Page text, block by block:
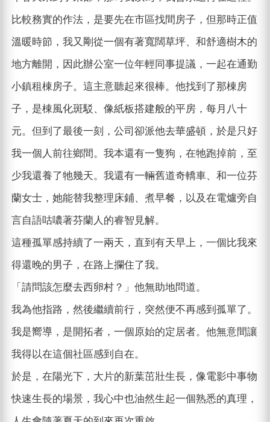
比較務實的作法，是要先在市區找間房子，但那時正值
溫暖時節，我又剛從一個有著寬闊草坪、和舒適樹木的
地方離開，因此辦公室一位年輕同事提議，一起在通勤
小鎮租棟房子。這主意聽起來很棒。他找到了那棟房
子，是棟風化斑駁、像紙板搭建般的平房，每月八十
元。但到了最後一刻，公司卻派他去華盛頓，於是只好
我一個人前往鄉間。我本還有一隻狗，在牠跑掉前，至
少我還養了牠幾天。我還有一輛舊道奇轎車、和一位芬
蘭女士，她能替我整理床鋪、煮早餐，以及在電爐旁自
言自語咕噥著芬蘭人的睿智見解。
這種孤單感持續了一兩天，直到有天早上，一個比我來
得還晚的男子，在路上攔住了我。
「請問該怎麼去西卵村？」他無助地問道。
我為他指路，然後繼續前行，突然便不再感到孤單了。
我是嚮導，是開拓者，一個原始的定居者。他無意間讓
我得以在這個社區感到自在。
於是，在陽光下，大片的新葉茁壯生長，像電影中事物
快速生長的場景，我心中也油然生起一個熟悉的真理，